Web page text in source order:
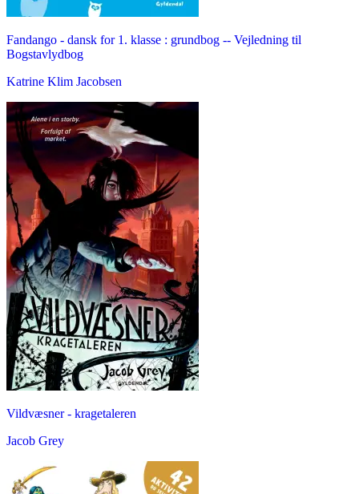
Fandango - dansk for 1. klasse : grundbog -- Vejledning til
Bogstavlydbog
Katrine Klim Jacobsen
Vildvæsner - kragetaleren
Jacob Grey